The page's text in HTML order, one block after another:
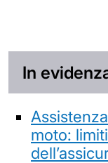
In
moto: